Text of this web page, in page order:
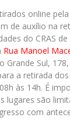
online
de auxílio na
do CRAS
Rua Manoel
Grande Sul,
a retirada
às 14h. É
lugares são
com